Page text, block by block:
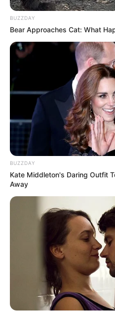
Latest News
અમદાવાદમાં
રહેલા લોકોનો
2 weeks ago
‘વિદ્યાર્થીઓને
ગનનો ઉપયોગ
ગાંધીએ અમિત
2 weeks ago
એન્જિનિયરનું
પેપર લીક
વર્ષની જેલ અને
2 weeks ago
મોદીએ રાતે
કહ્યું, પેપર
2 weeks ago
BUZZDAY
Bear Approaches Cat: What
BUZZDAY
Kate Middleton's Daring Outfit
Away